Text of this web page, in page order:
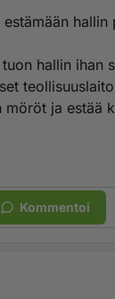
hallin
hallin ihan
ja estää
Kommentoi